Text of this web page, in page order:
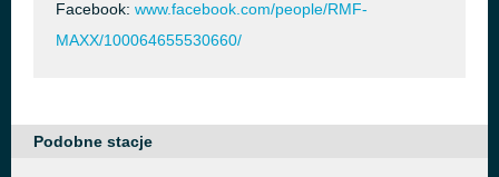
Facebook: www.facebook.com/people/RMF-
MAXX/100064655530660/
Podobne stacje